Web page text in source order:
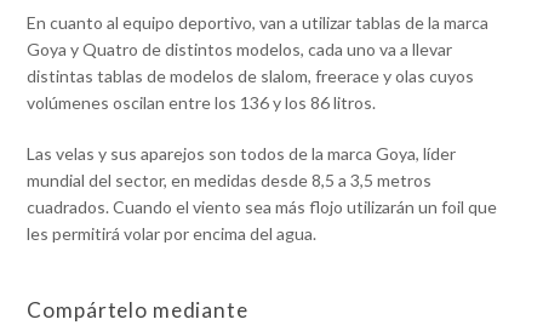
En cuanto al equipo deportivo, van a utilizar tablas de la marca
Goya y Quatro de distintos modelos, cada uno va a llevar
distintas tablas de modelos de slalom, freerace y olas cuyos
volúmenes oscilan entre los 136 y los 86 litros.
Las velas y sus aparejos son todos de la marca Goya, líder
mundial del sector, en medidas desde 8,5 a 3,5 metros
cuadrados. Cuando el viento sea más flojo utilizarán un foil que
les permitirá volar por encima del agua.
Compártelo mediante